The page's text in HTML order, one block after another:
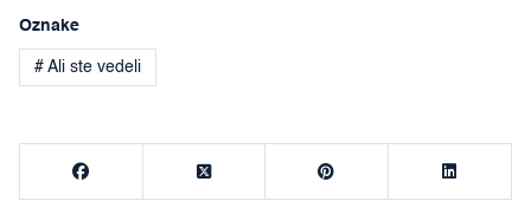
Oznake
# Ali ste vedeli